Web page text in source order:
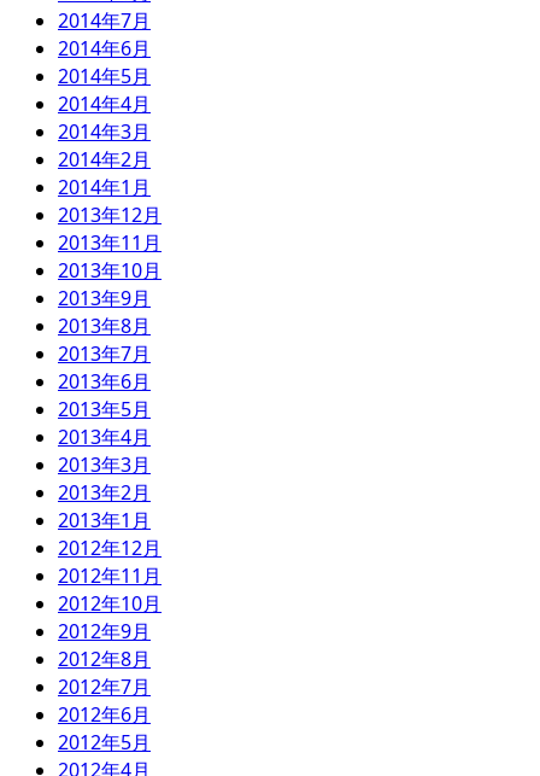
2014年7月
2014年6月
2014年5月
2014年4月
2014年3月
2014年2月
2014年1月
2013年12月
2013年11月
2013年10月
2013年9月
2013年8月
2013年7月
2013年6月
2013年5月
2013年4月
2013年3月
2013年2月
2013年1月
2012年12月
2012年11月
2012年10月
2012年9月
2012年8月
2012年7月
2012年6月
2012年5月
2012年4月